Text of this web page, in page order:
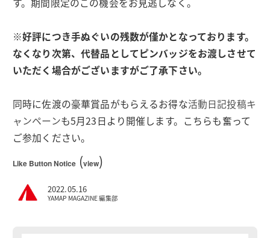
※好評につき手ぬぐいの残数が僅かとなっております。
なくなり次第、代替品としてピンバッジをお渡しさせて
いただく場合がございますがご了承下さい。
同時に佐渡の豪華賞品がもらえるお得な活動日記投稿キ
ャンペーンも5月23日より開催します。こちらも奮って
ご参加ください。
Like Button Notice(view)
2022.05.16
YAMAP MAGAZINE 編集部